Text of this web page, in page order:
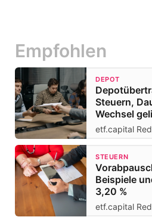
Empfohlen
DEPOT
Steuern,
Wechsel
etf.capital
STEUERN
Beispiele
3,20 %
etf.capital